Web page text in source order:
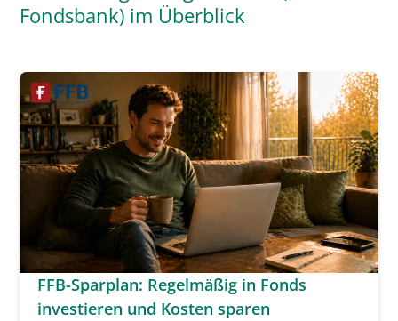
Fondsbank) im Überblick
FFB-Sparplan: Regelmäßig in Fonds
investieren und Kosten sparen